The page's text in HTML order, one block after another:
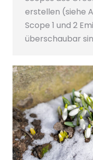
erstellen (siehe
Scope 1 und 2
überschaubar